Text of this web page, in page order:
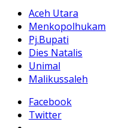
Aceh Utara
Menkopolhukam
Pj.Bupati
Dies Natalis
Unimal
Malikussaleh
Facebook
Twitter